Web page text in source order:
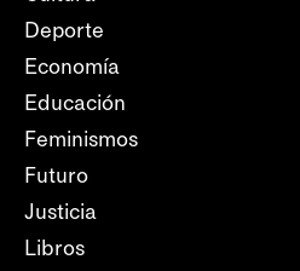
Deporte
Economía
Educación
Feminismos
Futuro
Justicia
Libros